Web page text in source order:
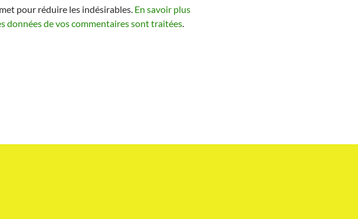
pour réduire les indésirables. En savoir plus
données de vos commentaires sont traitées